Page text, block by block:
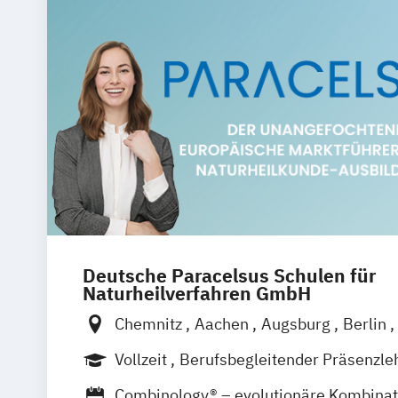
Deutsche Paracelsus Schulen für
Naturheilverfahren GmbH
Chemnitz Aachen Augsburg Berlin
Braunschweig Bremen Dortmund
Düsseldorf
Erfurt
Frankfurt
Vollzeit
Berufsbegleitender
Fernlehrgang